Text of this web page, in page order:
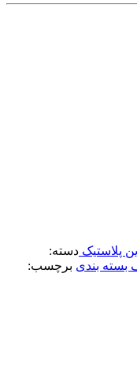
پلاستیک دسته:
بندی برچسب: